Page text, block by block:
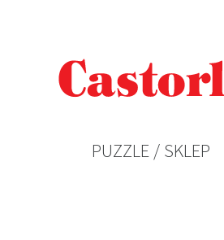
PUZZLE / SKLEP